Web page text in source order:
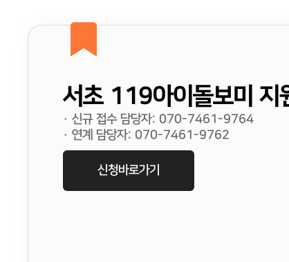
서초 119아이돌보미 지
· 신규 접수 담당자: 070-7461-9764
· 연계 담당자: 070-7461-9762
신청바로가기